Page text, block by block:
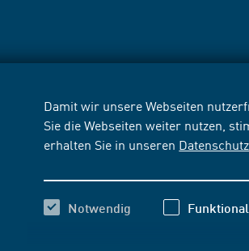
Damit wir unsere Webseiten
Sie die Webseiten weiter nutzen,
erhalten Sie in unseren
Notwendig Funktional